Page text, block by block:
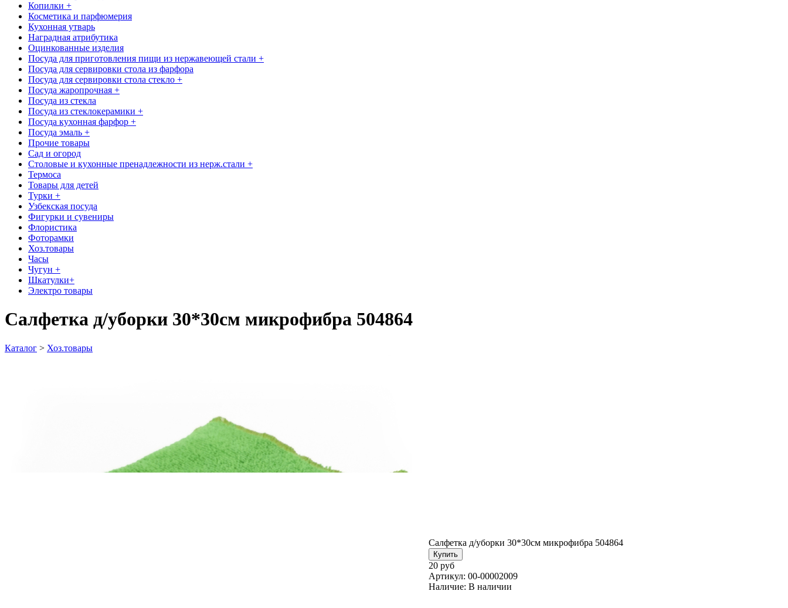
Копилки +
Косметика и парфюмерия
Кухонная утварь
Наградная атрибутика
Оцинкованные изделия
Посуда для приготовления пищи из нержавеющей стали +
Посуда для сервировки стола из фарфора
Посуда для сервировки стола стекло +
Посуда жаропрочная +
Посуда из стекла
Посуда из стеклокерамики +
Посуда кухонная фарфор +
Посуда эмаль +
Прочие товары
Сад и огород
Столовые и кухонные пренадлежности из нерж.стали +
Термоса
Товары для детей
Турки +
Узбекская посуда
Фигурки и сувениры
Флористика
Фоторамки
Хоз.товары
Часы
Чугун +
Шкатулки+
Электро товары
Салфетка д/уборки 30*30см микрофибра 504864
Каталог > Хоз.товары
Салфетка д/уборки 30*30см микрофибра 504864
20 руб
Артикул: 00-00002009
Наличие: В наличии